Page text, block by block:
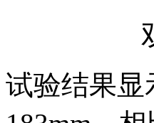
试验结果显